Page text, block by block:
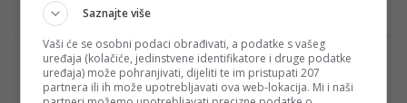
Redakcija Sop
Modrić večeras “ruši” Ferenca Puškaša i
piše nove stranice historije Reala
Saznajte više
Vaši će se osobni podaci obrađivati, a podatke s vašeg
uređaja (kolačiće, jedinstvene identifikatore i druge podatke
uređaja) može pohranjivati, dijeliti te im pristupati 207
partnera ili ih može upotrebljavati ova web-lokacija. Mi i naši